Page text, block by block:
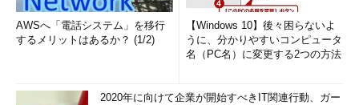
AWSへ「電話システム」を移行
するメリットはあるか？ (1/2)
【Windows 10】後々困らないよ
うに、分かりやすいコンピュータ
名（PC名）に変更する2つの方法
2020年に向けて企業が開始すべきIT関連行動、ガー